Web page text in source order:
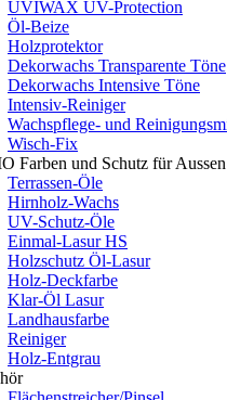
UVIWAX UV-Protection
Öl-Beize
Holzprotektor
Dekorwachs Transparente Töne
Dekorwachs Intensive Töne
Intensiv-Reiniger
Wachspflege- und
Wisch-Fix
Farben und Schutz für Aussen
Terrassen-Öle
Hirnholz-Wachs
UV-Schutz-Öle
Einmal-Lasur HS
Holzschutz Öl-Lasur
Holz-Deckfarbe
Klar-Öl Lasur
Landhausfarbe
Reiniger
Holz-Entgrau